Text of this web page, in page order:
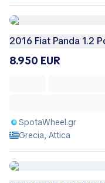
2016 Fiat Panda 1.2
8.950 EUR
SpotaWheel.gr
Grecia, Attica